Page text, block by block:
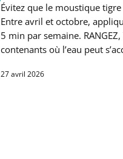
Évitez que le moustique
Entre avril et octobre,
5 min par semaine. RANGEZ,
contenants où l’eau peut
27 avril 2026